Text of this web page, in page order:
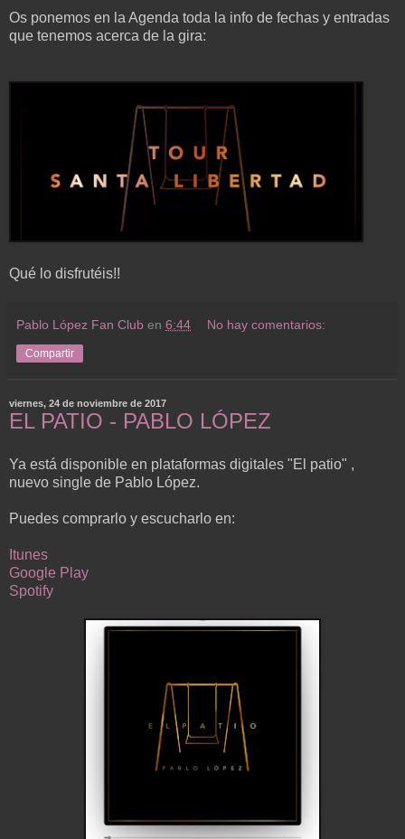
Os ponemos en la Agenda toda la info de fechas y entradas
que tenemos acerca de la gira:
Qué lo disfrutéis!!
Pablo López Fan Club en 6:44 No hay comentarios:
Compartir
viernes, 24 de noviembre de 2017
EL PATIO - PABLO LÓPEZ
Ya está disponible en plataformas digitales "El patio" ,
nuevo single de Pablo López.
Puedes comprarlo y escucharlo en:
Itunes
Google Play
Spotify